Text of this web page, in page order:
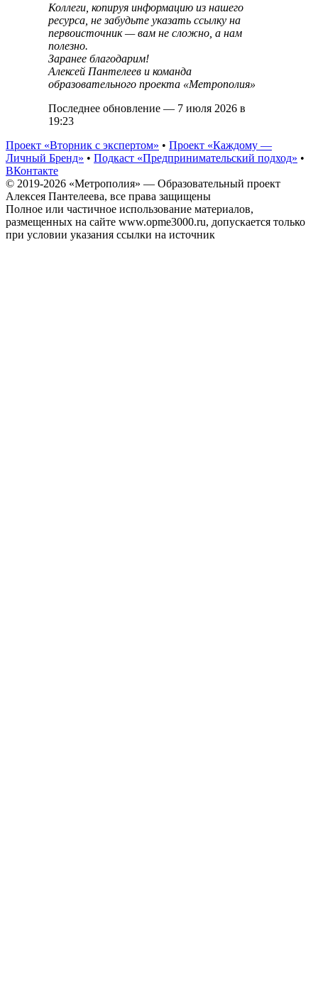
Коллеги, копируя информацию из нашего
ресурса, не забудьте указать ссылку на
первоисточник — вам не сложно, а нам
полезно.
Заранее благодарим!
Алексей Пантелеев и команда
образовательного проекта «Метрополия»
Последнее обновление — 7 июля 2026 в
19:23
Проект «Вторник с экспертом» • Проект «Каждому —
Личный Бренд» • Подкаст «Предпринимательский подход» •
ВКонтакте
© 2019-2026 «Метрополия» — Образовательный проект
Алексея Пантелеева, все права защищены
Полное или частичное использование материалов,
размещенных на сайте www.opme3000.ru, допускается только
при условии указания ссылки на источник